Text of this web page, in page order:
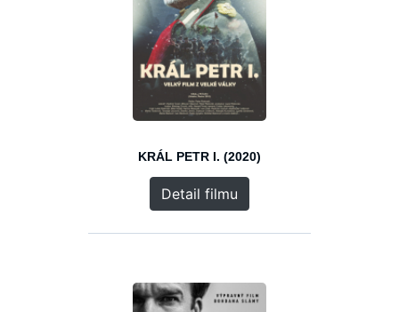
KRÁL PETR I. (2020)
Detail filmu